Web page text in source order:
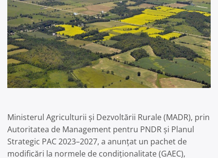
Ministerul Agriculturii și Dezvoltării Rurale (MADR), prin
Autoritatea de Management pentru PNDR și Planul
Strategic PAC 2023–2027, a anunțat un pachet de
modificări la normele de condiționalitate (GAEC),